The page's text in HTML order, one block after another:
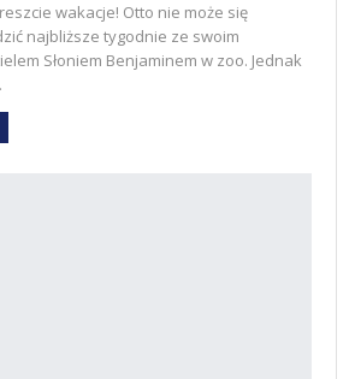
wakacje! Otto nie może się
najbliższe tygodnie ze swoim
Słoniem Benjaminem w zoo. Jednak